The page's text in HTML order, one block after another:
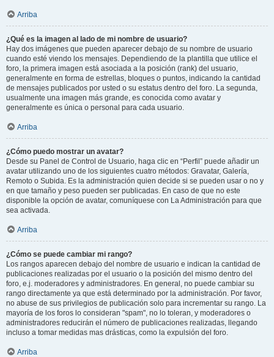
Arriba
¿Qué es la imagen al lado de mi nombre de usuario?
Hay dos imágenes que pueden aparecer debajo de su nombre de usuario
cuando esté viendo los mensajes. Dependiendo de la plantilla que utilice el
foro, la primera imagen está asociada a la posición (rank) del usuario,
generalmente en forma de estrellas, bloques o puntos, indicando la cantidad
de mensajes publicados por usted o su estatus dentro del foro. La segunda,
usualmente una imagen más grande, es conocida como avatar y
generalmente es única o personal para cada usuario.
Arriba
¿Cómo puedo mostrar un avatar?
Desde su Panel de Control de Usuario, haga clic en “Perfil” puede añadir un
avatar utilizando uno de los siguientes cuatro métodos: Gravatar, Galería,
Remoto o Subida. Es la administración quien decide si se pueden usar o no y
en que tamaño y peso pueden ser publicadas. En caso de que no este
disponible la opción de avatar, comuníquese con La Administración para que
sea activada.
Arriba
¿Cómo se puede cambiar mi rango?
Los rangos aparecen debajo del nombre de usuario e indican la cantidad de
publicaciones realizadas por el usuario o la posición del mismo dentro del
foro, e.j. moderadores y administradores. En general, no puede cambiar su
rango directamente ya que está determinado por la administración. Por favor,
no abuse de sus privilegios de publicación solo para incrementar su rango. La
mayoría de los foros lo consideran "spam", no lo toleran, y moderadores o
administradores reducirán el número de publicaciones realizadas, llegando
incluso a tomar medidas mas drásticas, como la expulsión del foro.
Arriba